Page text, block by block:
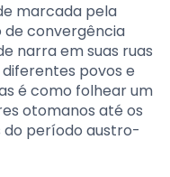
marcada pela
de convergência
narra em suas ruas
povos e
é como folhear um
otomanos até os
período austro-